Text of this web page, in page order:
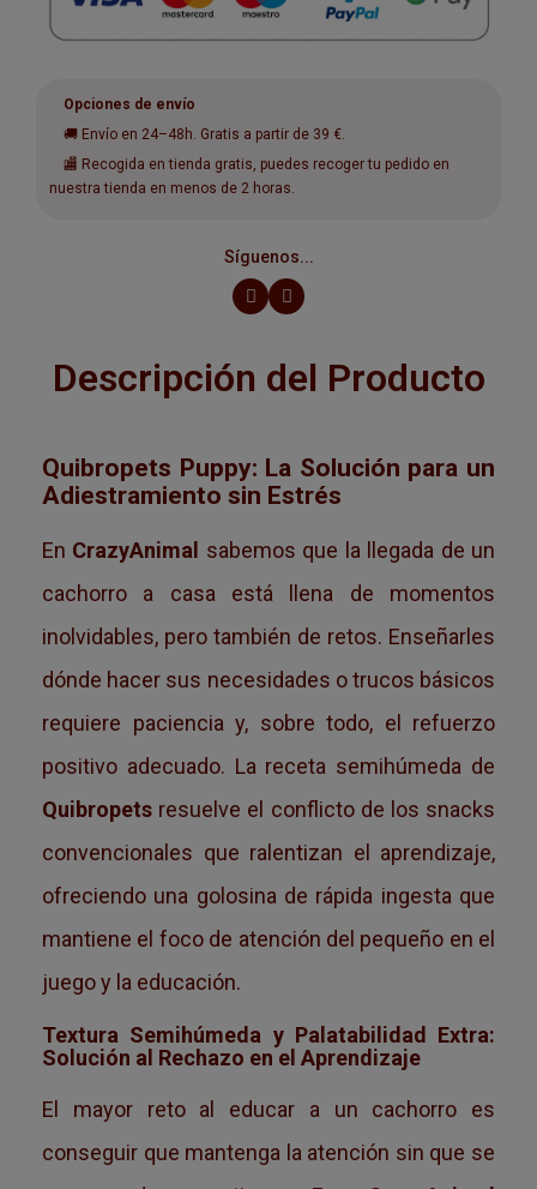
Opciones de envío
🚚 Envío en 24–48h. Gratis a partir de 39 €.
🏬 Recogida en tienda gratis, puedes recoger tu pedido en
nuestra tienda en menos de 2 horas.
Síguenos...
Descripción del Producto
Quibropets Puppy: La Solución para un
Adiestramiento sin Estrés
En CrazyAnimal sabemos que la llegada de un
cachorro a casa está llena de momentos
inolvidables, pero también de retos. Enseñarles
dónde hacer sus necesidades o trucos básicos
requiere paciencia y, sobre todo, el refuerzo
positivo adecuado. La receta semihúmeda de
Quibropets resuelve el conflicto de los snacks
convencionales que ralentizan el aprendizaje,
ofreciendo una golosina de rápida ingesta que
mantiene el foco de atención del pequeño en el
juego y la educación.
Textura Semihúmeda y Palatabilidad Extra:
Solución al Rechazo en el Aprendizaje
El mayor reto al educar a un cachorro es
conseguir que mantenga la atención sin que se